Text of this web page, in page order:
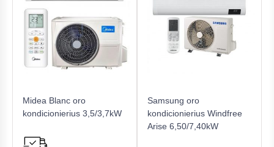
Midea Blanc oro
kondicionierius 3,5/3,7kW
Samsung oro
kondicionierius Windfree
Arise 6,50/7,40kW